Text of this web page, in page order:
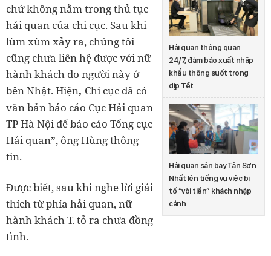
Hải quan thông quan
24/7, đảm bảo xuất nhập
khẩu thông suốt trong
dịp Tết
Hải quan sân bay Tân Sơn
Nhất lên tiếng vụ việc bị
tố “vòi tiền” khách nhập
cảnh
chứ không nằm trong thủ tục
hải quan của chi cục. Sau khi
lùm xùm xảy ra, chúng tôi
cũng chưa liên hệ được với nữ
hành khách do người này ở
bên Nhật. Hiện, Chi cục đã có
văn bản báo cáo Cục Hải quan
TP Hà Nội để báo cáo Tổng cục
Hải quan”, ông Hùng thông
tin.
Được biết, sau khi nghe lời giải
thích từ phía hải quan, nữ
hành khách T. tỏ ra chưa đồng
tình.